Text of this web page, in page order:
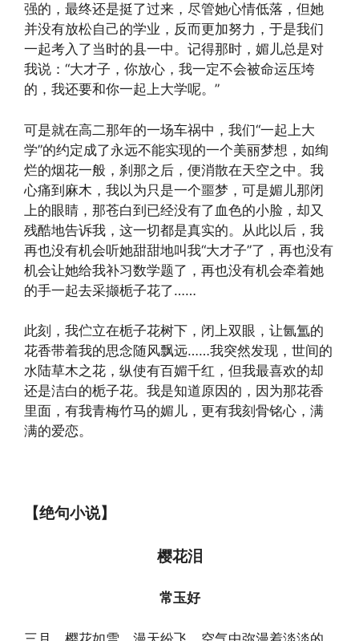
强的，最终还是挺了过来，尽管她心情低落，但她
并没有放松自己的学业，反而更加努力，于是我们
一起考入了当时的县一中。记得那时，媚儿总是对
我说：“大才子，你放心，我一定不会被命运压垮
的，我还要和你一起上大学呢。”
可是就在高二那年的一场车祸中，我们“一起上大
学”的约定成了永远不能实现的一个美丽梦想，如绚
烂的烟花一般，刹那之后，便消散在天空之中。我
心痛到麻木，我以为只是一个噩梦，可是媚儿那闭
上的眼睛，那苍白到已经没有了血色的小脸，却又
残酷地告诉我，这一切都是真实的。从此以后，我
再也没有机会听她甜甜地叫我“大才子”了，再也没有
机会让她给我补习数学题了，再也没有机会牵着她
的手一起去采撷栀子花了……
此刻，我伫立在栀子花树下，闭上双眼，让氤氲的
花香带着我的思念随风飘远……我突然发现，世间的
水陆草木之花，纵使有百媚千红，但我最喜欢的却
还是洁白的栀子花。我是知道原因的，因为那花香
里面，有我青梅竹马的媚儿，更有我刻骨铭心，满
满的爱恋。
【绝句小说】
樱花泪
常玉好